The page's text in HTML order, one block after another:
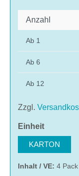
Anzahl
Ab 1
Ab 6
Ab 12
Zzgl.
Einheit
KARTON
Inhalt / VE: 4